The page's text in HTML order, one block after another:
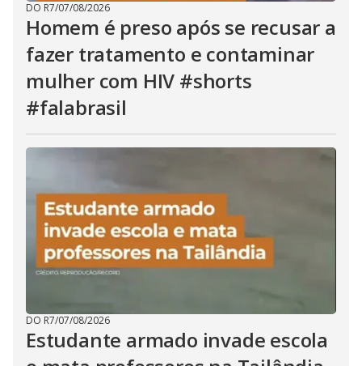
DO R7/07/08/2026
Homem é preso após se recusar a
fazer tratamento e contaminar
mulher com HIV #shorts
#falabrasil
DO R7/07/08/2026
Estudante armado invade escola